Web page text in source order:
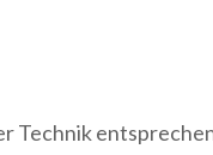
Technik